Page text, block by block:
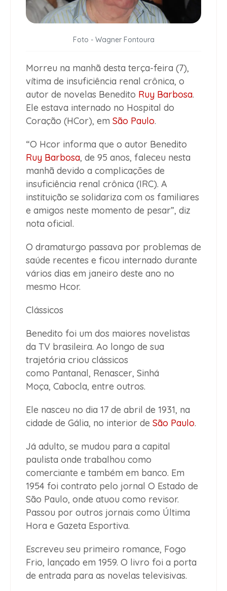
Foto - Wagner Fontoura
Morreu na manhã desta terça-feira (7),
vítima de insuficiência renal crônica, o
autor de novelas Benedito Ruy Barbosa.
Ele estava internado no Hospital do
Coração (HCor), em São Paulo.
“O Hcor informa que o autor Benedito
Ruy Barbosa, de 95 anos, faleceu nesta
manhã devido a complicações de
insuficiência renal crônica (IRC). A
instituição se solidariza com os familiares
e amigos neste momento de pesar”, diz
nota oficial.
O dramaturgo passava por problemas de
saúde recentes e ficou internado durante
vários dias em janeiro deste ano no
mesmo Hcor.
Clássicos
Benedito foi um dos maiores novelistas
da TV brasileira. Ao longo de sua
trajetória criou clássicos
como Pantanal, Renascer, Sinhá
Moça, Cabocla, entre outros.
Ele nasceu no dia 17 de abril de 1931, na
cidade de Gália, no interior de São Paulo.
Já adulto, se mudou para a capital
paulista onde trabalhou como
comerciante e também em banco. Em
1954 foi contrato pelo jornal O Estado de
São Paulo, onde atuou como revisor.
Passou por outros jornais como Última
Hora e Gazeta Esportiva.
Escreveu seu primeiro romance, Fogo
Frio, lançado em 1959. O livro foi a porta
de entrada para as novelas televisivas.